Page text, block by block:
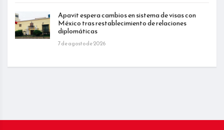
Apavit espera cambios en sistema de visas con
México tras restablecimiento de relaciones
diplomáticas
7 de agosto de 2026